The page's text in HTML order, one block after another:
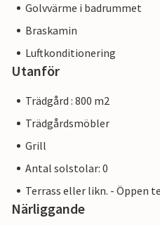
Golvvärme i badrummet
Braskamin
Luftkonditionering
Utanför
Trädgård : 800 m2
Trädgårdsmöbler
Grill
Antal solstolar: 0
Terrass eller likn. - Öppen
Närliggande